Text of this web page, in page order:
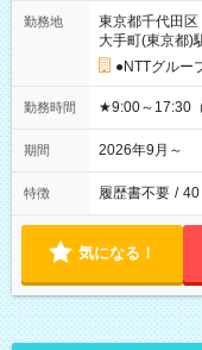
勤務地
東京都千代田区
大手町(東京都)
●NTTグルー
勤務時間 ★9:00～17:30
期間 2026年9月～
特徴 履歴書不要 / 40
気になる！